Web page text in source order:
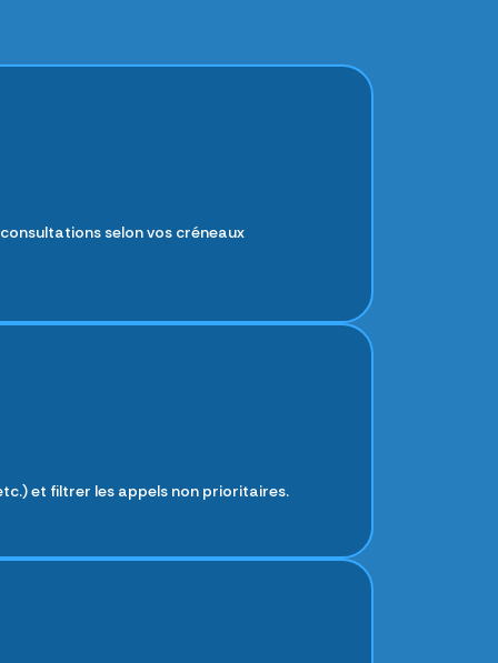
selon vos créneaux
et filtrer les appels non prioritaires.